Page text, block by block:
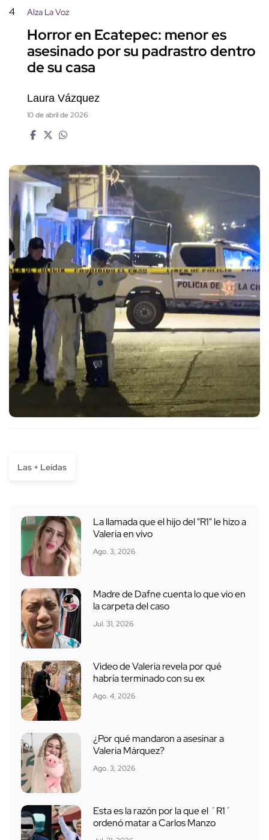
4 Alza La Voz
Horror en Ecatepec: menor es
asesinado por su padrastro dentro
de su casa
Laura Vázquez
10 de abril de 2026
Las + Leídas
La llamada que el hijo del "R1" le hizo a
Valeria en vivo
Ago. 3, 2026
Madre de Dafne cuenta lo que vio en
la carpeta del caso
Jul. 31, 2026
Video de Valeria revela por qué
habría terminado con su ex
Ago. 4, 2026
¿Por qué mandaron a asesinar a
Valeria Márquez?
Ago. 3, 2026
Esta es la razón por la que el ´R1´
ordenó matar a Carlos Manzo